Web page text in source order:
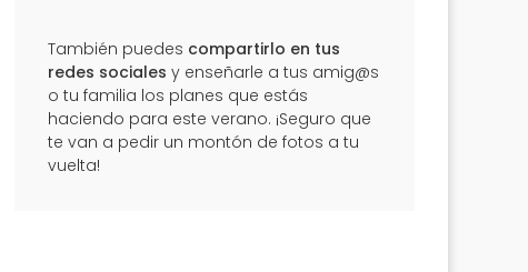
También puedes compartirlo en tus
redes sociales y enseñarle a tus amig@s
o tu familia los planes que estás
haciendo para este verano. ¡Seguro que
te van a pedir un montón de fotos a tu
vuelta!